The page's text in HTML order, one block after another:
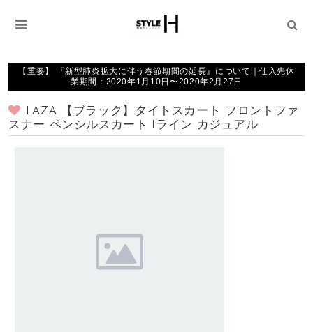
【重要】 『新型肺炎拡大に伴う春節期間の延長』について｜仕入先休
業期間：2020年1月10日〜2020年2月27日
LAZA 【ブラック】タイトスカート フロントファ
スナー ペンシルスカート Iライン カジュアル